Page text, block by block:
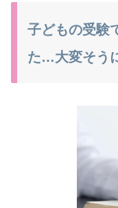
子どもの受験
た…大変そう